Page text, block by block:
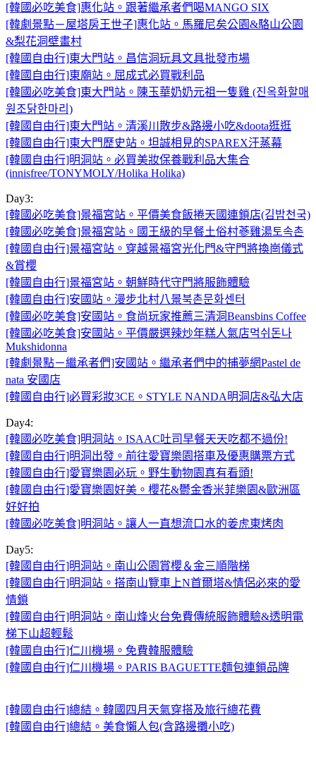
[韓國必吃美食]惠化站。跟著繼承者們喝MANGO SIX
[韓劇景點－屋塔房王世子]惠化站。馬羅尼矣公園&駱山公園
&梨花洞壁畫村
[韓國自由行]東大門站。昌信洞玩具文具批發市場
[韓國自由行]東廟站。屈成式必買戰利品
[韓國必吃美食]東大門站。陳玉華奶奶元祖一隻雞 (진옥화할매
원조닭한마리)
[韓國自由行]東大門站。清溪川散步&路邊小吃&doota逛逛
[韓國自由行]東大門歷史站。坦誠相見的SPAREX汗蒸幕
[韓國自由行]明洞站。必買美妝保養戰利品大集合
(innisfree/TONYMOLY/Holika Holika)
Day3:
[韓國必吃美食]景福宮站。平價美食飯捲天國連鎖店(김밥천국)
[韓國必吃美食]景福宮站。國王級的早餐土俗村蔘雞湯토속촌
[韓國自由行]景福宮站。穿越景福宮光化門&守門將換崗儀式
&賞櫻
[韓國自由行]景福宮站。朝鮮時代守門將服飾體驗
[韓國自由行]安國站。漫步北村八景북촌문화센터
[韓國必吃美食]安國站。食尚玩家推薦三清洞Beansbins Coffee
[韓國必吃美食]安國站。平價嚴選辣炒年糕人氣店먹쉬돈나
Mukshidonna
[韓劇景點－繼承者們]安國站。繼承者們中的捕夢網Pastel de
nata 安國店
[韓國自由行]必買彩妝3CE。STYLE NANDA明洞店&弘大店
Day4:
[韓國必吃美食]明洞站。ISAAC吐司早餐天天吃都不過份!
[韓國自由行]明洞出發。前往愛寶樂園搭車及優惠購票方式
[韓國自由行]愛寶樂園必玩。野生動物園真有看頭!
[韓國自由行]愛寶樂園好美。櫻花&鬱金香米菲樂園&歐洲區
好好拍
[韓國必吃美食]明洞站。讓人一直想流口水的姜虎東烤肉
Day5:
[韓國自由行]明洞站。南山公園賞櫻＆金三順階梯
[韓國自由行]明洞站。搭南山覽車上N首爾塔&情侶必來的愛
情鎖
[韓國自由行]明洞站。南山烽火台免費傳統服飾體驗&透明電
梯下山超輕鬆
[韓國自由行]仁川機場。免費韓服體驗
[韓國自由行]仁川機場。PARIS BAGUETTE麵包連鎖品牌
[韓國自由行]總結。韓國四月天氣穿搭及旅行總花費
[韓國自由行]總結。美食懶人包(含路邊攤小吃)